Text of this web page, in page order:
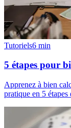
Tutoriels6 min
5 étapes pour
Apprenez à bien
pratique en 5 étapes